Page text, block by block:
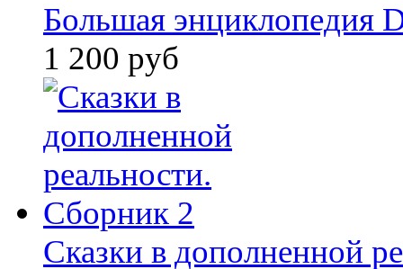
Большая энциклопедия
1 200 руб
Сказки в дополненной